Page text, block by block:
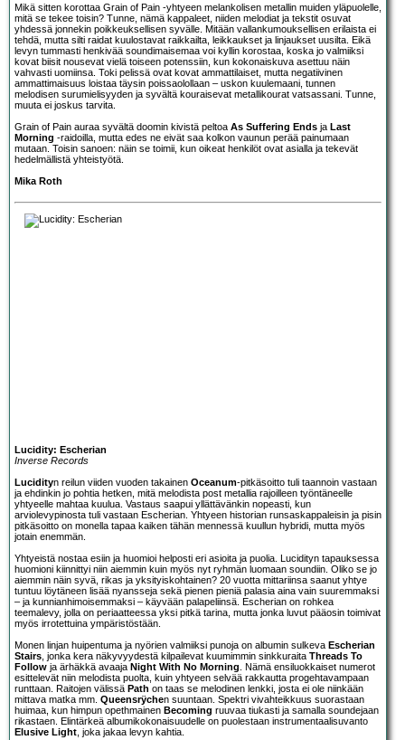
Mikä sitten korottaa Grain of Pain -yhtyeen melankolisen metallin muiden yläpuolelle,
mitä se tekee toisin? Tunne, nämä kappaleet, niiden melodiat ja tekstit osuvat
yhdessä jonnekin poikkeuksellisen syvälle. Mitään vallankumouksellisen erilaista ei
tehdä, mutta silti raidat kuulostavat raikkailta, leikkaukset ja linjaukset uusilta. Eikä
levyn tummasti henkivää soundimaisemaa voi kyllin korostaa, koska jo valmiiksi
kovat biisit nousevat vielä toiseen potenssiin, kun kokonaiskuva asettuu näin
vahvasti uomiinsa. Toki pelissä ovat kovat ammattilaiset, mutta negatiivinen
ammattimaisuus loistaa täysin poissaolollaan – uskon kuulemaani, tunnen
melodisen surumielisyyden ja syvältä kouraisevat metallikourat vatsassani. Tunne,
muuta ei joskus tarvita.
Grain of Pain auraa syvältä doomin kivistä peltoa As Suffering Ends ja Last
Morning -raidoilla, mutta edes ne eivät saa kolkon vaunun perää painumaan
mutaan. Toisin sanoen: näin se toimii, kun oikeat henkilöt ovat asialla ja tekevät
hedelmällistä yhteistyötä.
Mika Roth
Lucidity: Escherian
Inverse Records
Lucidityn reilun viiden vuoden takainen Oceanum-pitkäsoitto tuli taannoin vastaan
ja ehdinkin jo pohtia hetken, mitä melodista post metallia rajoilleen työntäneelle
yhtyeelle mahtaa kuulua. Vastaus saapui yllättävänkin nopeasti, kun
arviolevypinosta tuli vastaan Escherian. Yhtyeen historian runsaskappaleisin ja pisin
pitkäsoitto on monella tapaa kaiken tähän mennessä kuullun hybridi, mutta myös
jotain enemmän.
Yhtyeistä nostaa esiin ja huomioi helposti eri asioita ja puolia. Lucidityn tapauksessa
huomioni kiinnittyi niin aiemmin kuin myös nyt ryhmän luomaan soundiin. Oliko se jo
aiemmin näin syvä, rikas ja yksityiskohtainen? 20 vuotta mittariinsa saanut yhtye
tuntuu löytäneen lisää nyansseja sekä pienen pieniä palasia aina vain suuremmaksi
– ja kunnianhimoisemmaksi – käyvään palapeliinsä. Escherian on rohkea
teemalevy, jolla on periaatteessa yksi pitkä tarina, mutta jonka luvut pääosin toimivat
myös irrotettuina ympäristöstään.
Monen linjan huipentuma ja nyörien valmiiksi punoja on albumin sulkeva Escherian
Stairs , jonka kera näkyvyydestä kilpailevat kuumimmin sinkkuraita Threads To
Follow ja ärhäkkä avaaja Night With No Morning . Nämä ensiluokkaiset numerot
esittelevät niin melodista puolta, kuin yhtyeen selvää rakkautta progehtavampaan
runttaan. Raitojen välissä Path on taas se melodinen lenkki, josta ei ole niinkään
mittava matka mm. Queensrÿchen suuntaan. Spektri vivahteikkuus suorastaan
huimaa, kun himpun opethmainen Becoming ruuvaa tiukasti ja samalla soundejaan
rikastaen. Elintärkeä albumikokonaisuudelle on puolestaan instrumentaalisuvanto
Elusive Light , joka jakaa levyn kahtia.